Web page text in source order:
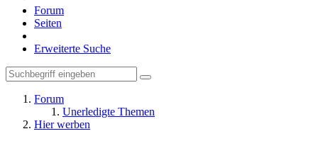
Forum
Seiten
Erweiterte Suche
Forum
Unerledigte Themen
Hier werben